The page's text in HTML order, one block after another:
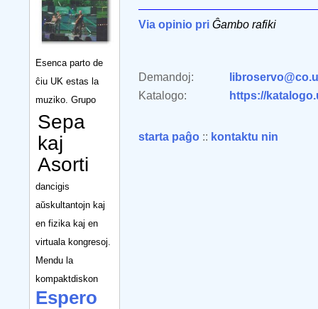
Esenca parto de
ĉiu UK estas la
muziko. Grupo
Sepa
kaj
Asorti
dancigis
aŭskultantojn kaj
en fizika kaj en
virtuala kongresoj.
Mendu la
kompaktdiskon
Espero
Via opinio pri Ĝambo rafiki
Demandoj:
Katalogo:
https://
starta paĝo :: kontaktu nin